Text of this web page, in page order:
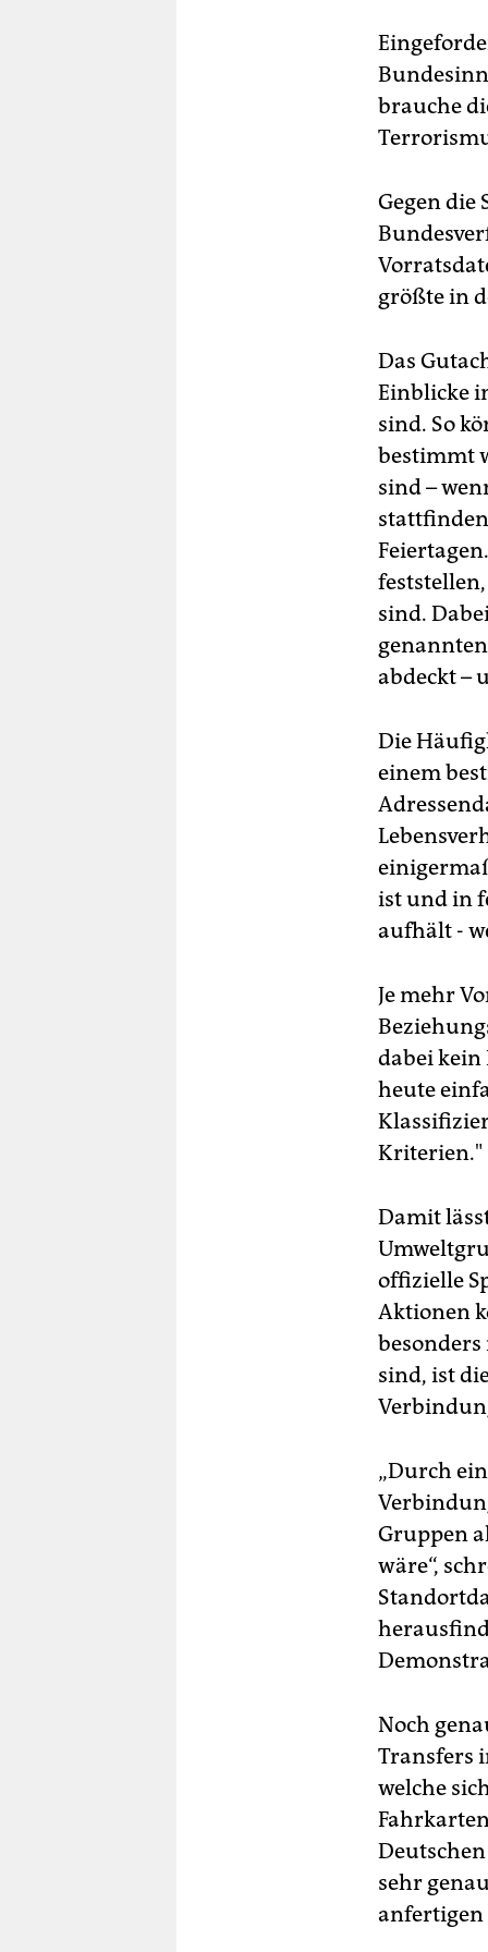
brauche
Gegen die
größte in
Das
Einblicke
sind. So
bestimmt
sind –
sind.
abdeckt –
Die
einem
ist und in
aufhält -
Je mehr
dabei kein
heute
Kriterien."
Damit
offizielle
Aktionen
sind, ist
„Durch
Gruppen
wäre“,
Noch
Transfers
welche
sehr
anfertigen